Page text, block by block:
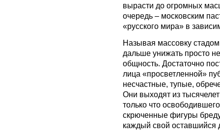
вырасти до огромных
очередь – московским
«русского мира» в
Называя массовку
дальше унижать просто
общность. Достаточно
лица «просветленной»
несчастные, тупые,
Они выходят из
только что
скрюченные фигуры
каждый свой оставшийся